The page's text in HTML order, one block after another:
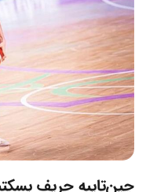
چین‌تایپه حریف